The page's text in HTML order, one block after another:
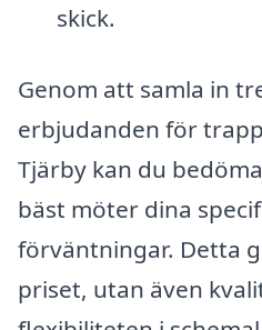
skick.
Genom att samla in
erbjudanden för
Tjärby kan du
bäst möter dina
förväntningar. Detta
priset, utan även